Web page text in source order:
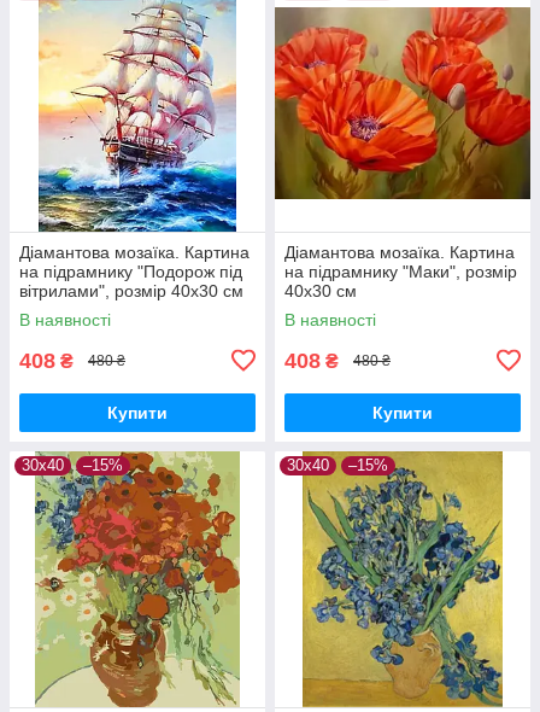
Діамантова мозаїка. Картина
на підрамнику "Подорож під
вітрилами", розмір 40х30 см
В наявності
408 ₴ 480 ₴
Купити
Діамантова мозаїка. Картина
на підрамнику "Маки", розмір
40х30 см
В наявності
408 ₴ 480 ₴
Купити
30х40 –15% 30х40 –15%